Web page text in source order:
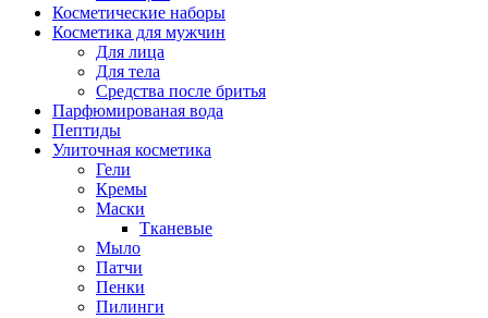
Косметические наборы
Косметика для мужчин
Для лица
Для тела
Средства после бритья
Парфюмированая вода
Пептиды
Улиточная косметика
Гели
Кремы
Маски
Тканевые
Мыло
Патчи
Пенки
Пилинги